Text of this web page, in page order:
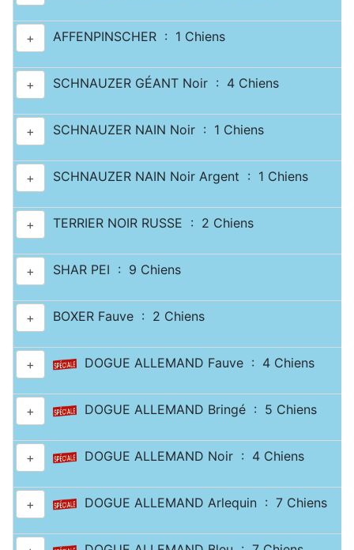
+ AFFENPINSCHER : 1 Chiens
+ SCHNAUZER GÉANT Noir : 4 Chiens
+ SCHNAUZER NAIN Noir : 1 Chiens
+ SCHNAUZER NAIN Noir Argent : 1 Chiens
+ TERRIER NOIR RUSSE : 2 Chiens
+ SHAR PEI : 9 Chiens
+ BOXER Fauve : 2 Chiens
+ DOGUE ALLEMAND Fauve : 4 Chiens
+ DOGUE ALLEMAND Bringé : 5 Chiens
+ DOGUE ALLEMAND Noir : 4 Chiens
+ DOGUE ALLEMAND Arlequin : 7 Chiens